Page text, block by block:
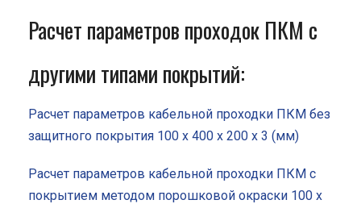
Расчет параметров проходок ПКМ с
другими типами покрытий:
Расчет параметров кабельной проходки ПКМ без
защитного покрытия 100 x 400 x 200 x 3 (мм)
Расчет параметров кабельной проходки ПКМ с
покрытием методом порошковой окраски 100 x